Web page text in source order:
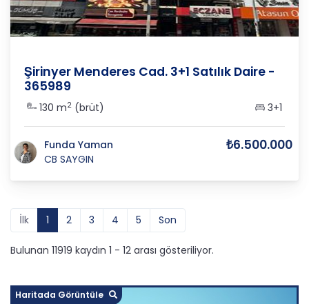
Şirinyer Menderes Cad. 3+1 Satılık Daire -
365989
130 m2 (brüt) 3+1
Funda Yaman
CB SAYGIN
₺6.500.000
İlk 1 2 3 4 5 Son
Bulunan 11919 kaydın 1 - 12 arası gösteriliyor.
Haritada Görüntüle